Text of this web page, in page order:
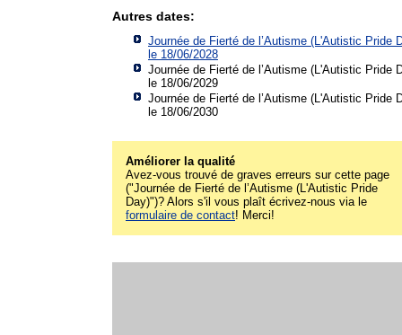
Autres dates:
Journée de Fierté de l’Autisme (L'Autistic Pride
le 18/06/2028
Journée de Fierté de l’Autisme (L'Autistic Pride
le 18/06/2029
Journée de Fierté de l’Autisme (L'Autistic Pride
le 18/06/2030
Améliorer la qualité
Avez-vous trouvé de graves erreurs sur cette page
("Journée de Fierté de l’Autisme (L'Autistic Pride
Day)")? Alors s'il vous plaît écrivez-nous via le
formulaire de contact! Merci!